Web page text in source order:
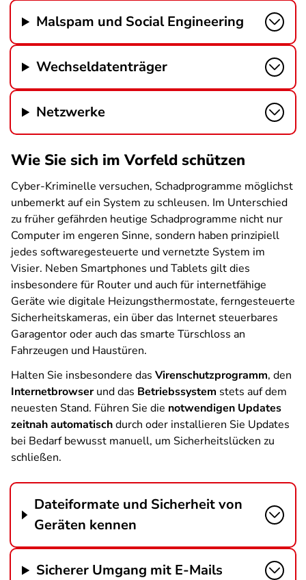
Malspam und Social Engineering
Wechseldatenträger
Netzwerke
Wie Sie sich im Vorfeld schützen
Cyber-Kriminelle versuchen, Schadprogramme möglichst
unbemerkt auf ein System zu schleusen. Im Unterschied
zu früher gefährden heutige Schadprogramme nicht nur
Computer im engeren Sinne, sondern haben prinzipiell
jedes softwaregesteuerte und vernetzte System im
Visier. Neben Smartphones und Tablets gilt dies
insbesondere für Router und auch für internetfähige
Geräte wie digitale Heizungsthermostate, ferngesteuerte
Sicherheitskameras, ein über das Internet steuerbares
Garagentor oder auch das smarte Türschloss an
Fahrzeugen und Haustüren.
Halten Sie insbesondere das Virenschutzprogramm, den
Internetbrowserund das Betriebssystem stets auf dem
neuesten Stand. Führen Sie die notwendigen Updates
zeitnah automatischdurch oder installieren Sie Updates
bei Bedarf bewusst manuell, um Sicherheitslücken zu
schließen.
Dateiformate und Sicherheit von
Geräten kennen
Sicherer Umgang mit E-Mails